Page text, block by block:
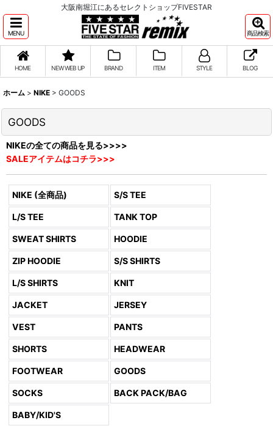
大阪南堀江にあるセレクトショップFIVESTAR
MENU 商品検索
HOME NEW WEB UP BRAND ITEM STYLE BLOG
ホーム > NIKE > GOODS
GOODS
NIKEの全ての商品を見る>>>>
SALEアイテムはコチラ>>>
NIKE (全商品) S/S TEE
L/S TEE TANK TOP
SWEAT SHIRTS HOODIE
ZIP HOODIE S/S SHIRTS
L/S SHIRTS KNIT
JACKET JERSEY
VEST PANTS
SHORTS HEADWEAR
FOOTWEAR GOODS
SOCKS BACK PACK/BAG
BABY/KID'S